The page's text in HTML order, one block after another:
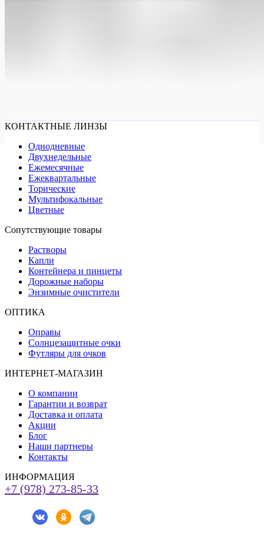
КОНТАКТНЫЕ ЛИНЗЫ
Однодневные
Двухнедельные
Ежемесячные
Ежеквартальные
Торические
Мультифокальные
Цветные
Сопутствующие товары
Растворы
Капли
Контейнера и пинцеты
Дорожные наборы
Энзимные очистители
ОПТИКА
Оправы
Солнцезащитные очки
Футляры для очков
ИНТЕРНЕТ-МАГАЗИН
О компании
Гарантии и возврат
Доставка и оплата
Акции
Блог
Наши партнеры
Контакты
ИНФОРМАЦИЯ
+7 (978) 273-85-33